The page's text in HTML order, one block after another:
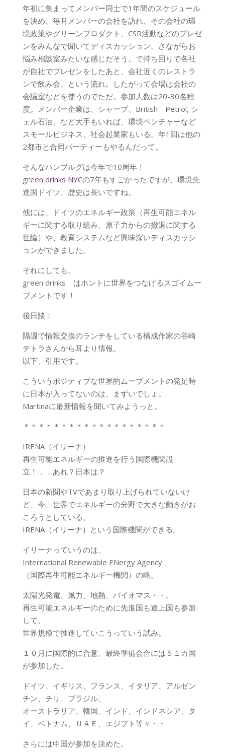
年初に集まってメンバー同士で1年間のスケジュール
を決め、毎月メンバーの会社を訪れ、その会社の環
境政策やグリーンプロダクト、CSR活動などのプレゼ
ンをみんなで聞いてディスカッション。さながらお
悩み相談室みたいな感じだそう。で持ち回りで各社
が自社でプレゼンをしたあと、会社近くのレストラ
ンで飲み会、という流れ。したがって会場は会社の
会議室などを使うのでただ。参加人数は20-30名程
度。メンバー企業は、シャープ、British Petrol, シ
ェル石油、など大手もいれば、環境ベンチャーなど
スモールビジネス、社会起業家もいる。年1回は他の
2都市と合同パーティーもやるんだって。
そんなハンブルグは今年で10周年！
green drinks NYCの7年もすごかったですが、環境先
進国ドイツ、歴史は長いですね。
他には、ドイツのエネルギー政策（再生可能エネル
ギーに関する取り組み、原子力からの撤退に関する
世論）や、教育システムなど興味深いディスカッシ
ョンができました。
それにしても。
green drinks はホントに世界をつなげるスゴイムー
ブメントです！
後日談：
隔週で情報交換のランチをしている構成作家の谷崎
テトラさんから耳より情報。
以下、引用です。
こういうポジティブな世界的ムーブメントの発足時
に日本が入ってないのは、まずいでしょ。
Martinaに最新情報を聞いてみようっと。
＊＊＊＊＊＊＊＊＊＊＊＊＊＊＊＊＊＊＊
IRENA（イリーナ）
再生可能エネルギーの推進を行う国際機関設
立！．．あれ？日本は？
日本の新聞やTVであまり取り上げられていないけ
ど、今、世界でエネルギーの分野で大きな動きがお
ころうとしている。
IRENA（イリーナ） という国際機関ができる。
イリーナっていうのは、
International Renewable ENergy Agency
（国際再生可能エネルギー機関）の略。
太陽光発電、風力、地熱、バイオマス・・。
再生可能エネルギーのために先進国も途上国も参加
して、
世界規模で推進していこうっていう試み。
１０月に国際的に合意、最終準備会合には５１カ国
が参加した。
ドイツ、イギリス、フランス、イタリア、アルゼン
チン、チリ、ブラジル、
オーストラリア、韓国、インド、インドネシア、タ
イ、ベトナム、ＵＡＥ、エジプト等々・・
さらには中国が参加を決めた。